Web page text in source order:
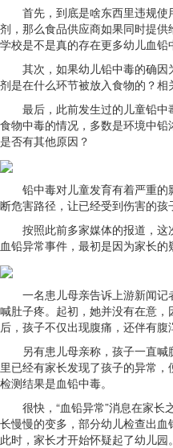
首先，到底是啥东西里违规使
剂，那么食品供应商如果同时提
学校是不是真的存在更多幼儿血铅
其次，如果幼儿铅中毒的确因
剂是在什么环节被放入食物的？
最后，此前发生过的儿童铅中
食物中毒的情况，多数是环境中
是否有其他原因？
铅中毒对儿童发育有着严重的
断危害路径，让已经受到伤害的孩
按照此前多家媒体的报道，这
血铅异常事件，最初是因为家长的
一名患儿母亲告诉上游新闻记
喊肚子疼。起初，她并没有在意
后，孩子不仅出现腹痛，还伴有腹
另有患儿母亲称，孩子一直喊
里已经有家长发现了孩子的异常，
检测结果是血铅中毒。
很快，“血铅异常”消息在家长
长慢慢的变多，部分幼儿检查出血
此时，家长才开始怀疑起了幼儿园。